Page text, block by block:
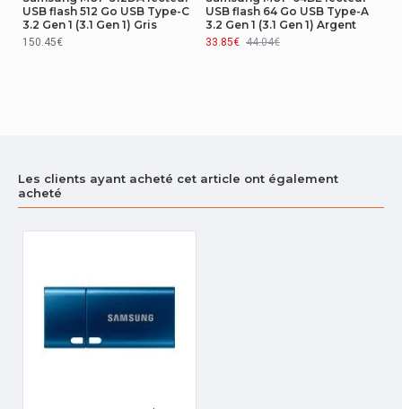
USB flash 512 Go USB Type-C
3.2 Gen 1 (3.1 Gen 1) Gris
150.45€
USB flash 64 Go USB Type-A
3.2 Gen 1 (3.1 Gen 1) Argent
33.85€ 44.04€
Les clients ayant acheté cet article ont également
acheté